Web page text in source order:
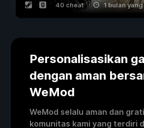
40 cheat 1 bulan
Personalisasikan
dengan aman
WeMod
WeMod selalu aman dan
komunitas kami yang terdiri